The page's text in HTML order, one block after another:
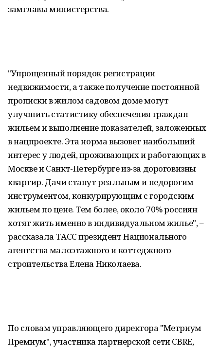
замглавы министерства.
"Упрощенный порядок регистрации
недвижимости, а также получение постоянной
прописки в жилом садовом доме могут
улучшить статистику обеспечения граждан
жильем и выполнение показателей, заложенных
в нацпроекте. Эта норма вызовет наибольший
интерес у людей, проживающих и работающих в
Москве и Санкт-Петербурге из-за дороговизны
квартир. Дачи станут реальным и недорогим
инструментом, конкурирующим с городским
жильем по цене. Тем более, около 70% россиян
хотят жить именно в индивидуальном жилье", –
рассказала ТАСС президент Национального
агентства малоэтажного и коттеджного
строительства Елена Николаева.
По словам управляющего директора "Метриум
Премиум", участника партнерской сети CBRE,